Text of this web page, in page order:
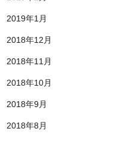
2019年1月
2018年12月
2018年11月
2018年10月
2018年9月
2018年8月